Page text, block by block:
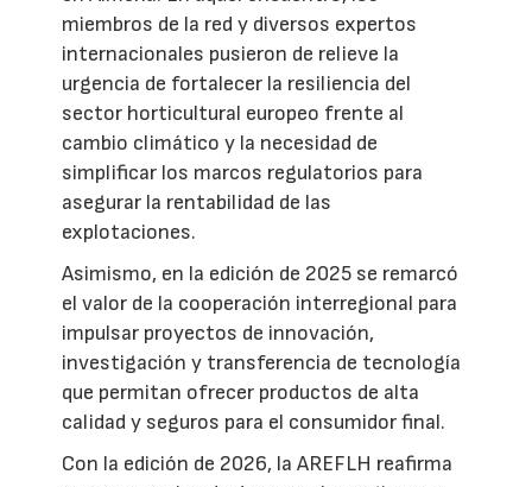
miembros de la red y diversos expertos
internacionales pusieron de relieve la
urgencia de fortalecer la resiliencia del
sector horticultural europeo frente al
cambio climático y la necesidad de
simplificar los marcos regulatorios para
asegurar la rentabilidad de las
explotaciones.
Asimismo, en la edición de 2025 se remarcó
el valor de la cooperación interregional para
impulsar proyectos de innovación,
investigación y transferencia de tecnología
que permitan ofrecer productos de alta
calidad y seguros para el consumidor final.
Con la edición de 2026, la AREFLH reafirma